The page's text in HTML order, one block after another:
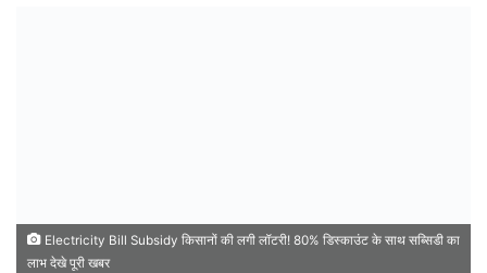
Electricity Bill Subsidy किसानों की लगी लॉटरी! 80% डिस्काउंट के साथ सब्सिडी का
लाभ देखे पूरी खबर